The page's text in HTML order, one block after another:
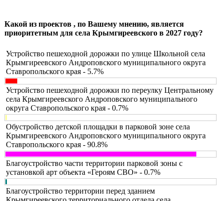
Какой из проектов , по Вашему мнению, является
приоритетным для села Крымгиреевского в 2027 году?
Устройство пешеходной дорожки по улице Школьной села
Крымгиреевского Андроповского муниципального округа
Ставропольского края - 5.7%
Устройство пешеходной дорожки по переулку Центральному
села Крымгиреевского Андроповского муниципального
округа Ставропольского края - 0.7%
Обустройство детской площадки в парковой зоне села
Крымгиреевского Андроповского муниципального округа
Ставропольского края - 90.8%
Благоустройство части территории парковой зоны с
установкой арт объекта «Героям СВО» - 0.7%
Благоустройство территории перед зданием